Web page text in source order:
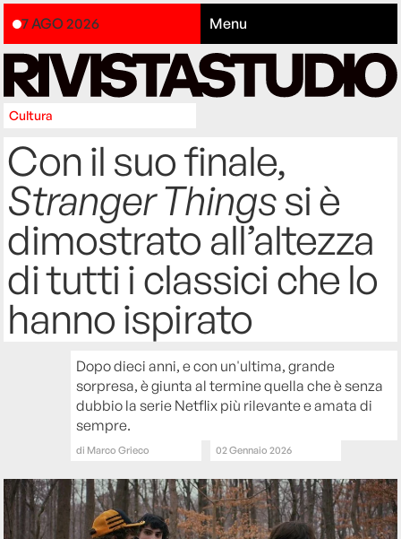
7 AGO 2026 Menu
Cultura
Con il suo finale,
Stranger Thingssi è
dimostrato all’altezza
di tutti i classici che lo
hanno ispirato
Dopo dieci anni, e con un'ultima, grande
sorpresa, è giunta al termine quella che è senza
dubbio la serie Netflix più rilevante e amata di
sempre.
di Marco Grieco 02 Gennaio 2026